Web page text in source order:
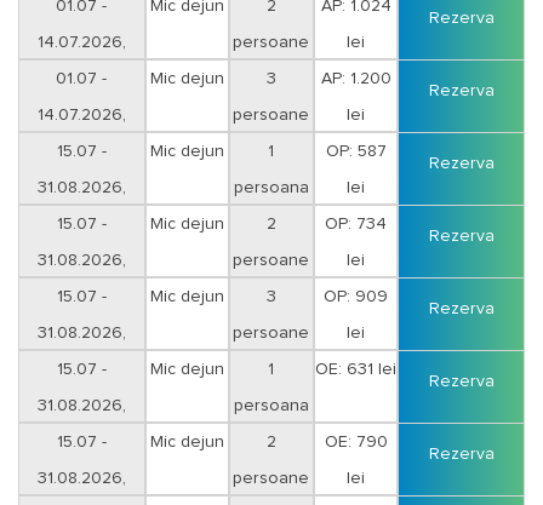
01.07 -
14.07.2026,
Mic dejun 2
persoane
AP: 1.024
lei
Rezerva
01.07 -
14.07.2026,
Mic dejun 3
persoane
AP: 1.200
lei
Rezerva
15.07 -
31.08.2026,
Mic dejun 1
persoana
OP: 587
lei
Rezerva
15.07 -
31.08.2026,
Mic dejun 2
persoane
OP: 734
lei
Rezerva
15.07 -
31.08.2026,
Mic dejun 3
persoane
OP: 909
lei
Rezerva
15.07 -
31.08.2026,
Mic dejun 1
persoana
OE: 631 lei
Rezerva
15.07 -
31.08.2026,
Mic dejun 2
persoane
OE: 790
lei
Rezerva